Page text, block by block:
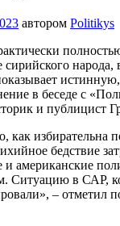
автором Politikys
народа,
в беседе с
и публицист
как избирательна
бедствие
американские
Ситуацию в САР,
– отметил